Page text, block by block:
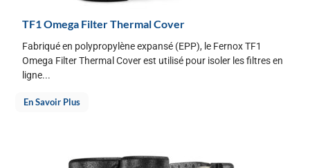
TF1 Omega Filter Thermal Cover
Fabriqué en polypropylène expansé (EPP), le Fernox TF1
Omega Filter Thermal Cover est utilisé pour isoler les filtres en
ligne...
En Savoir Plus